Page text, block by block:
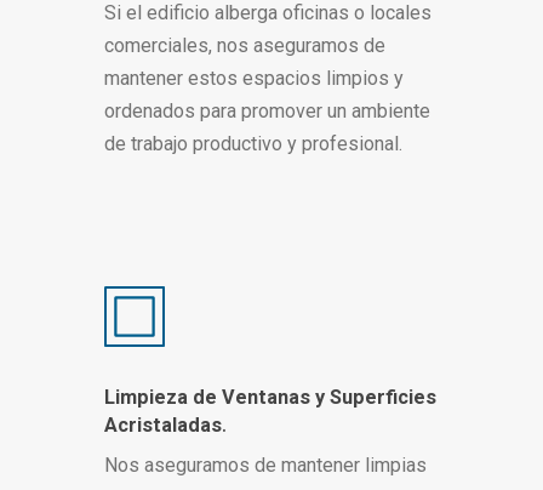
Si el edificio alberga oficinas o locales
comerciales, nos aseguramos de
mantener estos espacios limpios y
ordenados para promover un ambiente
de trabajo productivo y profesional.
Limpieza de Ventanas y Superficies
Acristaladas.
Nos aseguramos de mantener limpias